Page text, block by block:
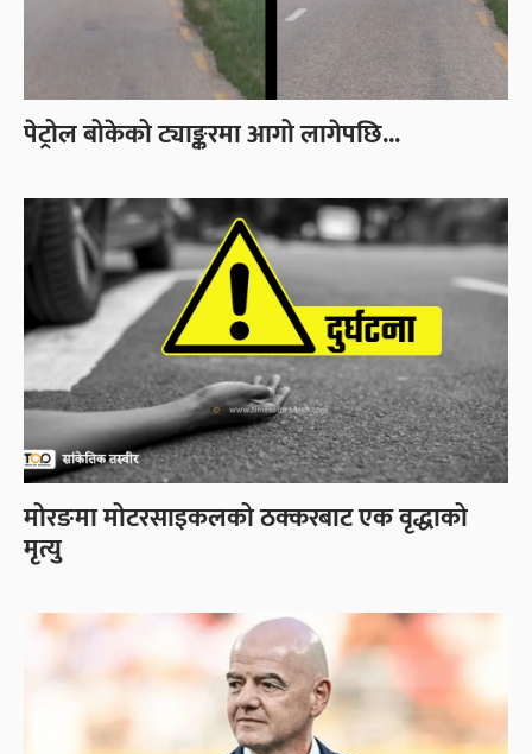
पेट्रोल बोकेको ट्याङ्करमा आगो लागेपछि...
मोरङमा मोटरसाइकलको ठक्करबाट एक वृद्धाको
मृत्यु